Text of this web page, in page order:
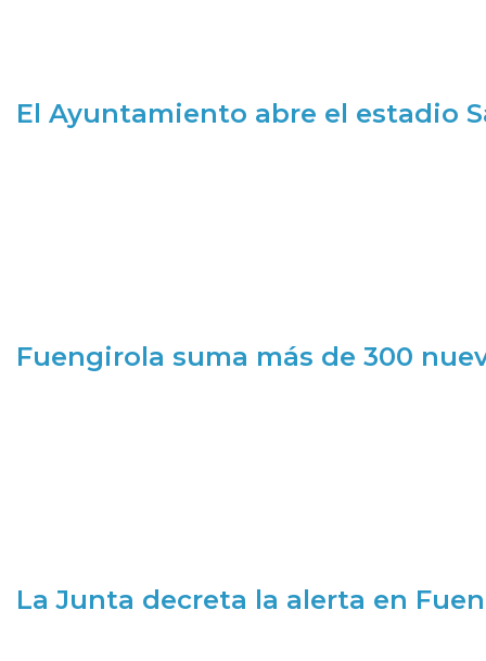
El Ayuntamiento abre el estadio
Fuengirola suma más de 300
La Junta decreta la alerta en